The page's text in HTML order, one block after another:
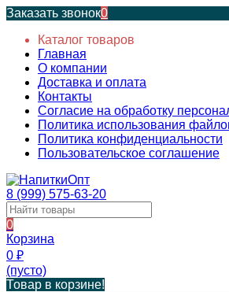
Заказать звонок0
Каталог товаров
Главная
О компании
Доставка и оплата
Контакты
Согласие на обработку
Политика использования
Политика конфиденциальности
Пользовательское соглашение
8 (999) 575-63-20
0
Корзина
0 ₽
(пусто)
Товар в корзине!